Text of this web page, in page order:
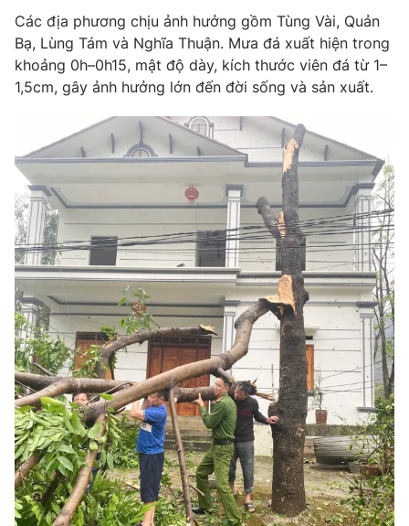
Thị trường
Tư vấn
Lịch phát sóng
Chuyên mục khác
Podcast
Photo Infographic
Video Shorts video
VTV Money VTV Thể thao
VTV Sức khoẻ Bất động sản
Thị trường 24h Tấm lòng Việt
VTV4 Vươn mình bằng AI
VTV9 VTV8
Các địa phương chịu ảnh hưởng gồm Tùng Vài, Quản
Bạ, Lùng Tám và Nghĩa Thuận. Mưa đá xuất hiện trong
khoảng 0h–0h15, mật độ dày, kích thước viên đá từ 1–
1,5cm, gây ảnh hưởng lớn đến đời sống và sản xuất.